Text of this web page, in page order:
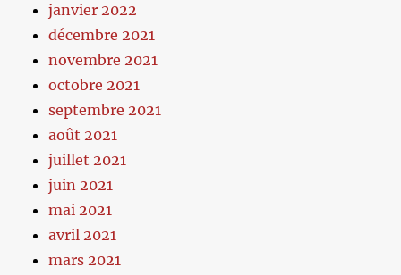
janvier 2022
décembre 2021
novembre 2021
octobre 2021
septembre 2021
août 2021
juillet 2021
juin 2021
mai 2021
avril 2021
mars 2021